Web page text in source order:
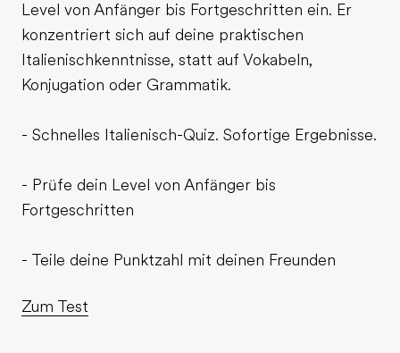
Level von Anfänger bis Fortgeschritten ein. Er
konzentriert sich auf deine praktischen
Italienischkenntnisse, statt auf Vokabeln,
Konjugation oder Grammatik.
- Schnelles Italienisch-Quiz. Sofortige Ergebnisse.
- Prüfe dein Level von Anfänger bis
Fortgeschritten
- Teile deine Punktzahl mit deinen Freunden
Zum Test